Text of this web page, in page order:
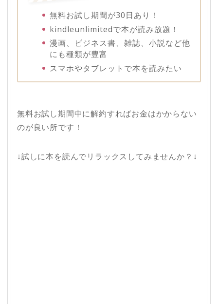
無料お試し期間が30日あり！
kindleunlimitedで本が読み放題！
漫画、ビジネス書、雑誌、小説など他
にも種類が豊富
スマホやタブレットで本を読みたい
無料お試し期間中に解約すればお金はかからない
のが良い所です！
↓試しに本を読んでリラックスしてみませんか？↓